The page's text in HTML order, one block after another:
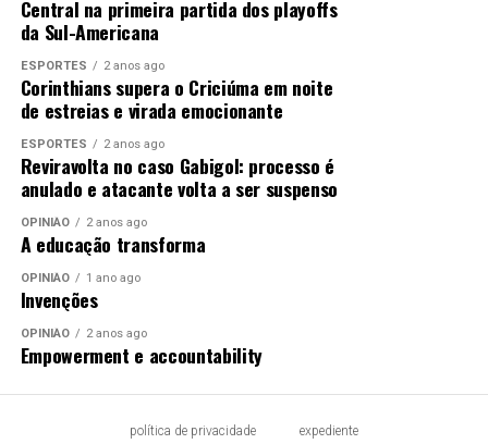
Central na primeira partida dos playoffs
da Sul-Americana
ESPORTES 2 anos ago
Corinthians supera o Criciúma em noite
de estreias e virada emocionante
ESPORTES 2 anos ago
Reviravolta no caso Gabigol: processo é
anulado e atacante volta a ser suspenso
OPINIÃO 2 anos ago
A educação transforma
OPINIÃO 1 ano ago
Invenções
OPINIÃO 2 anos ago
Empowerment e accountability
política de privacidade expediente